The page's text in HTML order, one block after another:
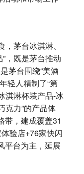
茅台冰淇淋、
，既是茅台推动
茅台围绕“美酒
轻人精制了“第
淇淋杯装产品-冰
克力”的产品体
带，建成覆盖31
验店+76家快闪
平台为主，延展